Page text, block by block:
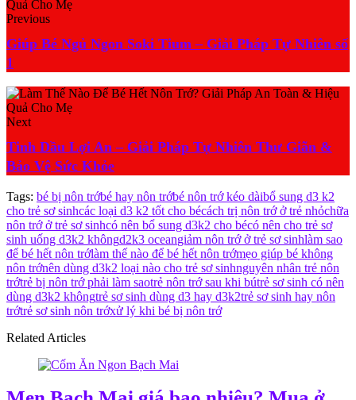
Previous
Giúp Bé Ngủ Ngon Soki Tium – Giải Pháp Tự Nhiên số
1
Next
Tinh Dầu Lợi An – Giải Pháp Tự Nhiên Thư Giãn &
Bảo Vệ Sức Khỏe
Tags: bé bị nôn trớbé hay nôn trớbé nôn trớ kéo dàibổ sung d3 k2
cho trẻ sơ sinhcác loại d3 k2 tốt cho bécách trị nôn trớ ở trẻ nhỏchữa
nôn trớ ở trẻ sơ sinhcó nên bổ sung d3k2 cho bécó nên cho trẻ sơ
sinh uống d3k2 khôngd2k3 oceangiảm nôn trớ ở trẻ sơ sinhlàm sao
để bé hết nôn trớlàm thế nào để bé hết nôn trớmẹo giúp bé không
nôn trớnên dùng d3k2 loại nào cho trẻ sơ sinhnguyên nhân trẻ nôn
trớtrẻ bị nôn trớ phải làm saotrẻ nôn trớ sau khi bútrẻ sơ sinh có nên
dùng d3k2 khôngtrẻ sơ sinh dùng d3 hay d3k2trẻ sơ sinh hay nôn
trớtrẻ sơ sinh nôn trớxử lý khi bé bị nôn trớ
Related Articles